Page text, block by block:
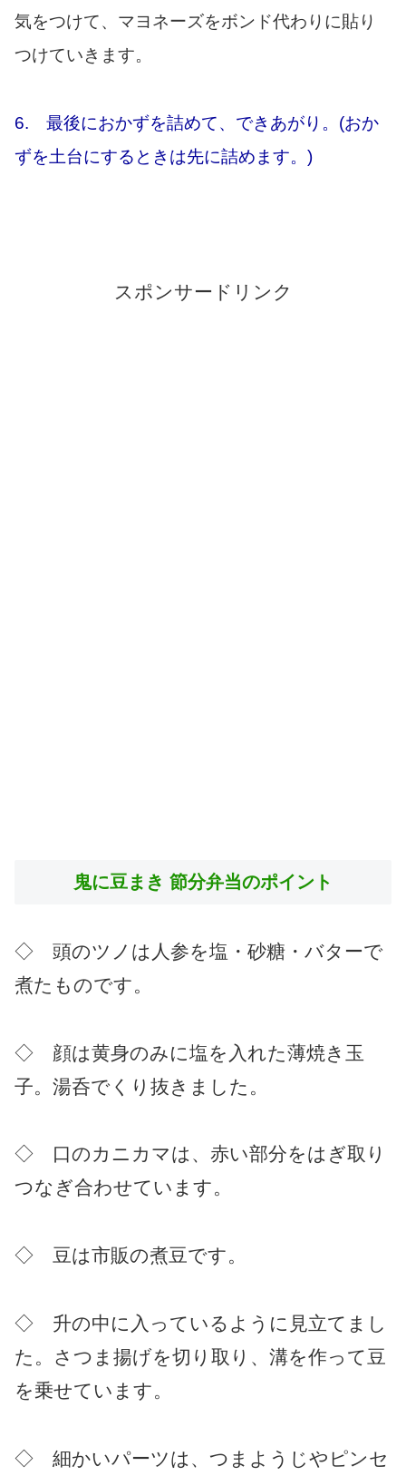
気をつけて、マヨネーズをボンド代わりに貼り
つけていきます。
6. 最後におかずを詰めて、できあがり。(おか
ずを土台にするときは先に詰めます。)
スポンサードリンク
鬼に豆まき 節分弁当のポイント
◇ 頭のツノは人参を塩・砂糖・バターで
煮たものです。
◇ 顔は黄身のみに塩を入れた薄焼き玉
子。湯呑でくり抜きました。
◇ 口のカニカマは、赤い部分をはぎ取り
つなぎ合わせています。
◇ 豆は市販の煮豆です。
◇ 升の中に入っているように見立てまし
た。さつま揚げを切り取り、溝を作って豆
を乗せています。
◇ 細かいパーツは、つまようじやピンセ